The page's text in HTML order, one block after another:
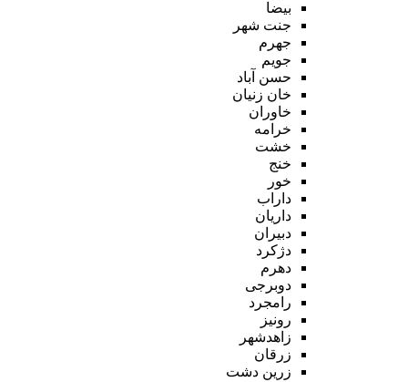
بیضا
جنت شهر
جهرم
جویم
حسن آباد
خان زنیان
خاوران
خرامه
خشت
خنج
خور
داراب
داریان
دبیران
دژکرد
دهرم
دوبرجی
رامجرد
رونیز
زاهدشهر
زرقان
زرین دشت